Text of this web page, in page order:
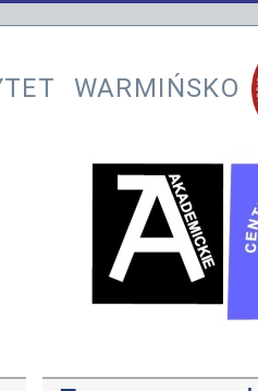
WARMIŃSKO